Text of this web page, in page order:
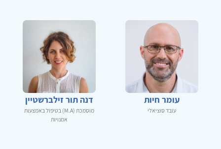
עומר חיות
עובד סוציאלי
דנה תור זילברשטיין
מוסמכת (M.A) בטיפול באמצעות
אמנויות